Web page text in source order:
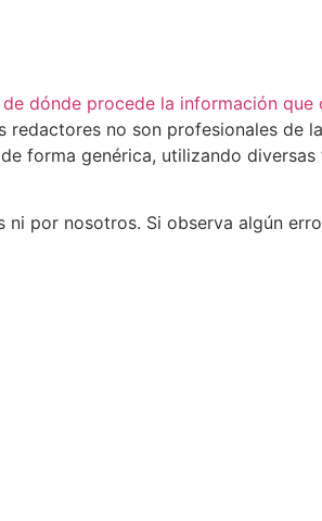
dónde procede la información que
no son profesionales de
forma genérica, utilizando
por nosotros. Si observa algún